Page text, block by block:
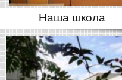
Наша школа